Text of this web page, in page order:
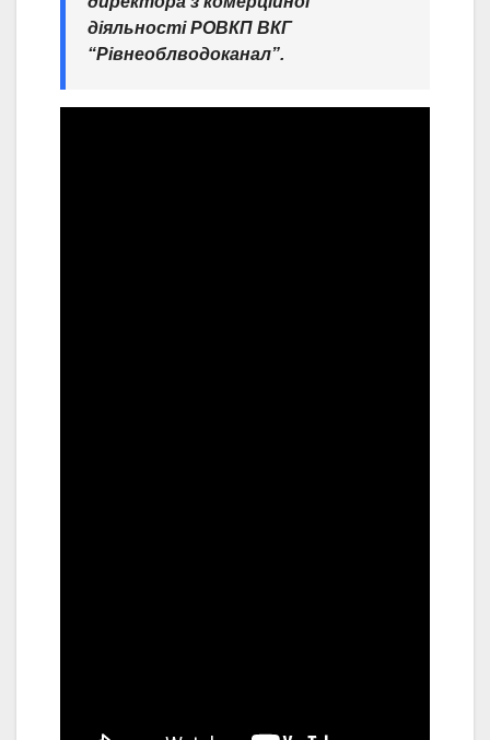
діяльності РОВКП ВКГ
“Рівнеоблводоканал”.